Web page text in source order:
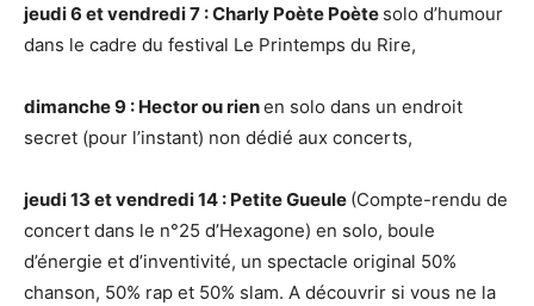
jeudi 6 et vendredi 7 : Charly Poète Poète solo d’humour
dans le cadre du festival Le Printemps du Rire,
dimanche 9 : Hector ou rienen solo dans un endroit
secret (pour l’instant) non dédié aux concerts,
jeudi 13 et vendredi 14 : Petite Gueule (Compte-rendu de
concert dans le n°25 d’Hexagone) en solo, boule
d’énergie et d’inventivité, un spectacle original 50%
chanson, 50% rap et 50% slam. A découvrir si vous ne la